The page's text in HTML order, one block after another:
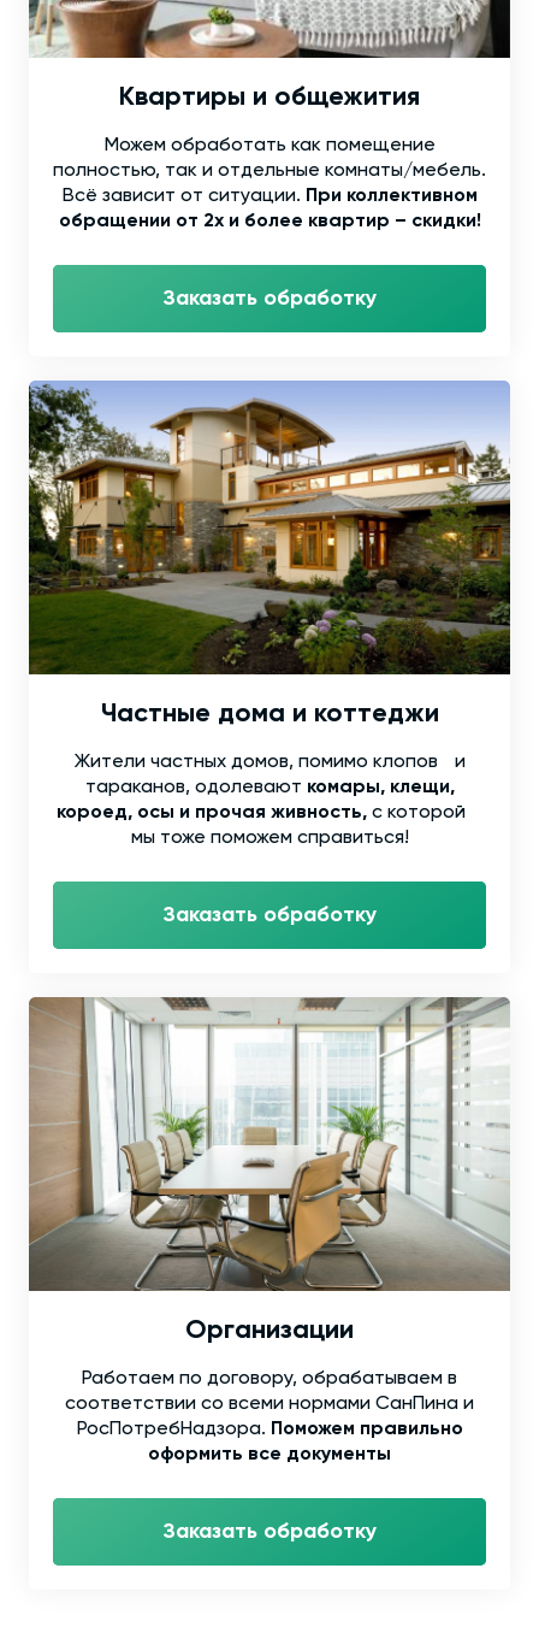
Квартиры и общежития
Можем обработать как помещение
полностью, так и отдельные комнаты/мебель.
Всё зависит от ситуации. При коллективном
обращении от 2х и более квартир – скидки!
Заказать обработку
Частные дома и коттеджи
Жители частных домов, помимо клопов и
тараканов, одолевают комары, клещи,
короед, осы и прочая живность, с которой
мы тоже поможем справиться!
Заказать обработку
Организации
Работаем по договору, обрабатываем в
соответствии со всеми нормами СанПина и
РосПотребНадзора. Поможем правильно
оформить все документы
Заказать обработку